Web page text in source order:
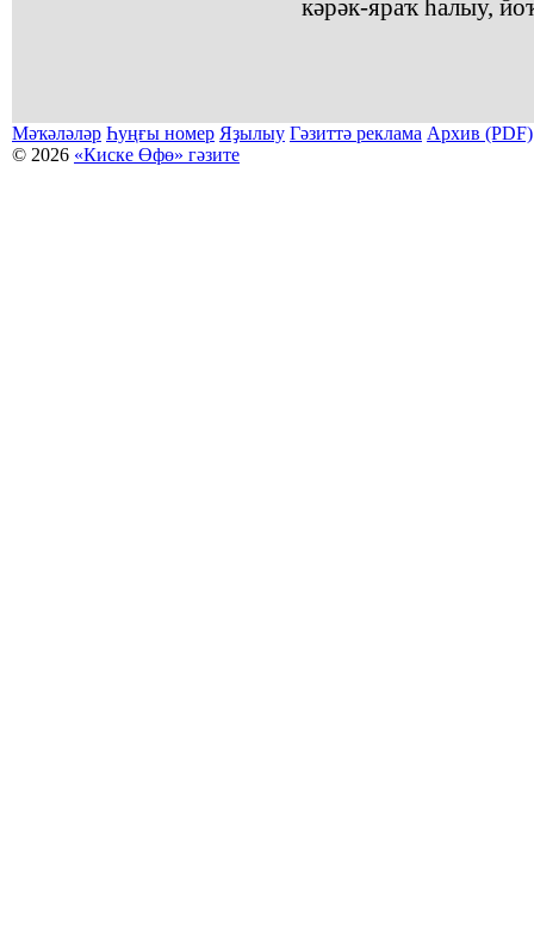
кәрәк-яраҡ һалыу,
Мәҡәләләр Һуңғы номер Яҙылыу Гәзиттә реклама Архив (PDF)
© 2026 «Киске Өфө» гәзите